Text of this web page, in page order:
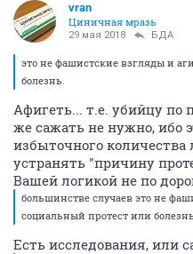
vran
Циничная мразь
29 мая 2018 БДА
это не фашистские взгляды и
болезнь.
Афигеть... т.е. убийцу
же сажать не нужно, ибо
избыточного
устранять "причину
Вашей логикой не по
большинстве случаев это не
социальный протест или болезнь
Есть исследования, или